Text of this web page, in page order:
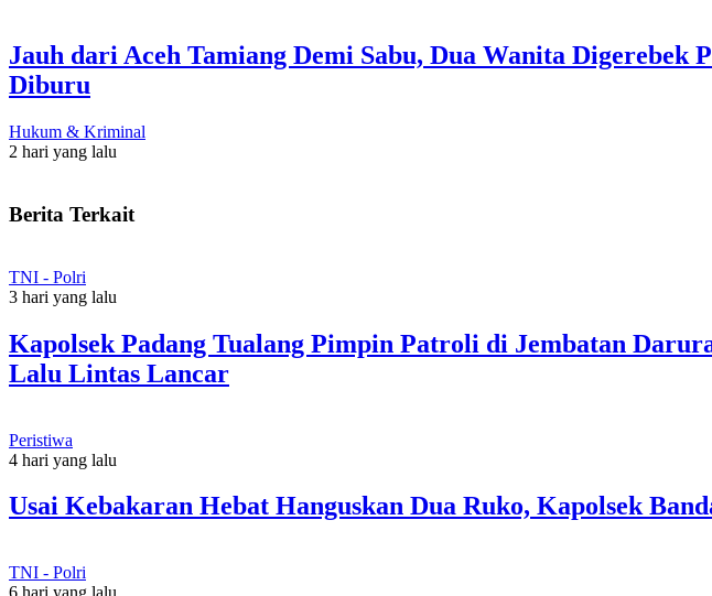
Jauh dari Aceh Tamiang Demi Sabu, Dua Wanita
Diburu
Hukum & Kriminal
2 hari yang lalu
Berita Terkait
TNI - Polri
3 hari yang lalu
Kapolsek Padang Tualang Pimpin Patroli di Jembatan
Lalu Lintas Lancar
Peristiwa
4 hari yang lalu
Usai Kebakaran Hebat Hanguskan Dua Ruko, Kapolsek
TNI - Polri